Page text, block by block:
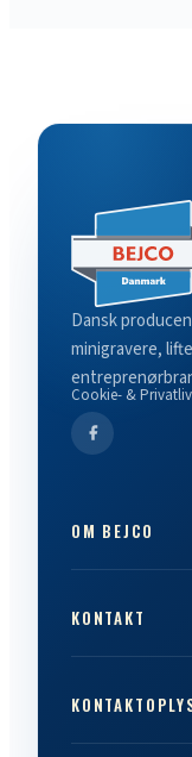
Dansk
minigravere,
Cookie- &
OM BEJCO
KONTAKT